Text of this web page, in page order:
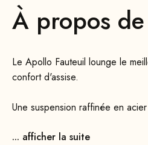
À propos de
Le Apollo Fauteuil lounge le
confort d'assise.
Une suspension raffinée en
élégantes, en bois massif, sont
... afficher la suite